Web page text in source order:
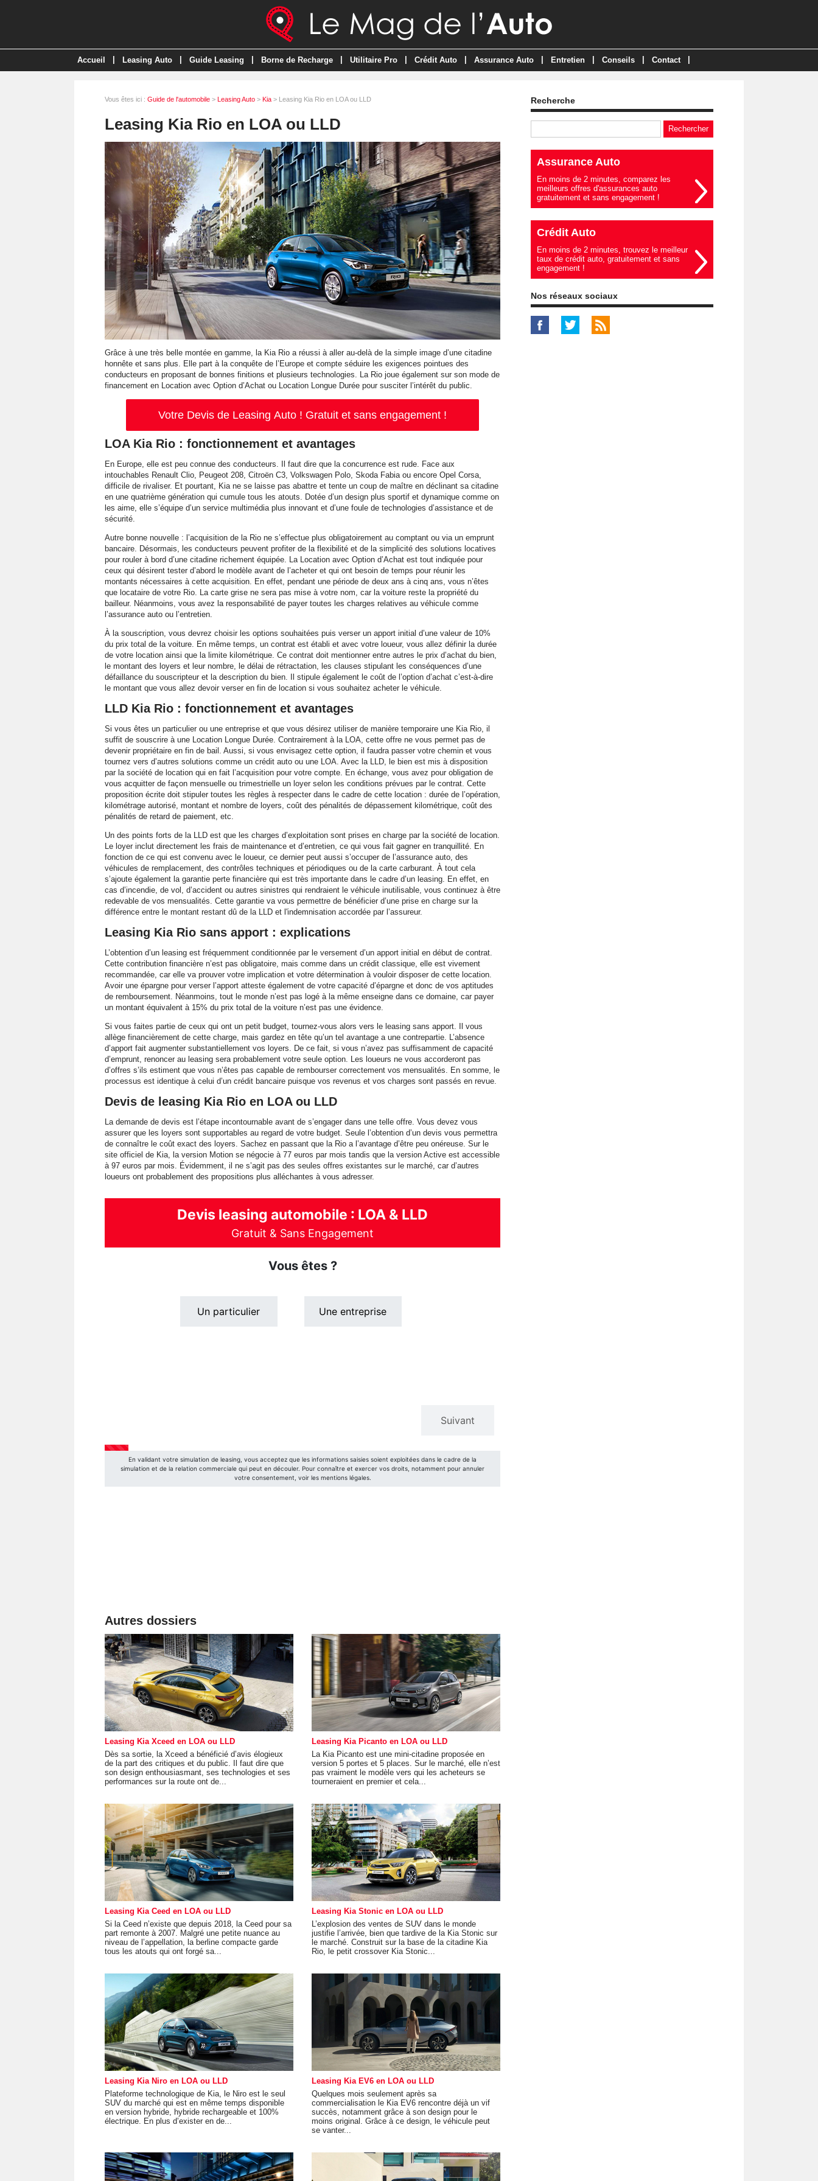
Accueil Leasing Auto Guide Leasing Borne de Recharge Utilitaire Pro Crédit Auto Assurance Auto Entretien Conseils Contact
Vous êtes ici : Guide de l'automobile > Leasing Auto > Kia > Leasing Kia Rio en LOA ou LLD
Leasing Kia Rio en LOA ou LLD
Grâce à une très belle montée en gamme, la Kia Rio a réussi à aller au-delà de la simple image d’une citadine
honnête et sans plus. Elle part à la conquête de l’Europe et compte séduire les exigences pointues des
conducteurs en proposant de bonnes finitions et plusieurs technologies. La Rio joue également sur son mode de
financement en Location avec Option d’Achat ou Location Longue Durée pour susciter l’intérêt du public.
Votre Devis de Leasing Auto ! Gratuit et sans engagement !
LOA Kia Rio : fonctionnement et avantages
En Europe, elle est peu connue des conducteurs. Il faut dire que la concurrence est rude. Face aux
intouchables Renault Clio, Peugeot 208, Citroën C3, Volkswagen Polo, Skoda Fabia ou encore Opel Corsa,
difficile de rivaliser. Et pourtant, Kia ne se laisse pas abattre et tente un coup de maître en déclinant sa citadine
en une quatrième génération qui cumule tous les atouts. Dotée d’un design plus sportif et dynamique comme on
les aime, elle s’équipe d’un service multimédia plus innovant et d’une foule de technologies d’assistance et de
sécurité.
Autre bonne nouvelle : l’acquisition de la Rio ne s’effectue plus obligatoirement au comptant ou via un emprunt
bancaire. Désormais, les conducteurs peuvent profiter de la flexibilité et de la simplicité des solutions locatives
pour rouler à bord d’une citadine richement équipée. La Location avec Option d’Achat est tout indiquée pour
ceux qui désirent tester d’abord le modèle avant de l’acheter et qui ont besoin de temps pour réunir les
montants nécessaires à cette acquisition. En effet, pendant une période de deux ans à cinq ans, vous n’êtes
que locataire de votre Rio. La carte grise ne sera pas mise à votre nom, car la voiture reste la propriété du
bailleur. Néanmoins, vous avez la responsabilité de payer toutes les charges relatives au véhicule comme
l’assurance auto ou l’entretien.
À la souscription, vous devrez choisir les options souhaitées puis verser un apport initial d’une valeur de 10%
du prix total de la voiture. En même temps, un contrat est établi et avec votre loueur, vous allez définir la durée
de votre location ainsi que la limite kilométrique. Ce contrat doit mentionner entre autres le prix d’achat du bien,
le montant des loyers et leur nombre, le délai de rétractation, les clauses stipulant les conséquences d’une
défaillance du souscripteur et la description du bien. Il stipule également le coût de l’option d’achat c’est-à-dire
le montant que vous allez devoir verser en fin de location si vous souhaitez acheter le véhicule.
LLD Kia Rio : fonctionnement et avantages
Si vous êtes un particulier ou une entreprise et que vous désirez utiliser de manière temporaire une Kia Rio, il
suffit de souscrire à une Location Longue Durée. Contrairement à la LOA, cette offre ne vous permet pas de
devenir propriétaire en fin de bail. Aussi, si vous envisagez cette option, il faudra passer votre chemin et vous
tournez vers d’autres solutions comme un crédit auto ou une LOA. Avec la LLD, le bien est mis à disposition
par la société de location qui en fait l’acquisition pour votre compte. En échange, vous avez pour obligation de
vous acquitter de façon mensuelle ou trimestrielle un loyer selon les conditions prévues par le contrat. Cette
proposition écrite doit stipuler toutes les règles à respecter dans le cadre de cette location : durée de l’opération,
kilométrage autorisé, montant et nombre de loyers, coût des pénalités de dépassement kilométrique, coût des
pénalités de retard de paiement, etc.
Un des points forts de la LLD est que les charges d’exploitation sont prises en charge par la société de location.
Le loyer inclut directement les frais de maintenance et d’entretien, ce qui vous fait gagner en tranquillité. En
fonction de ce qui est convenu avec le loueur, ce dernier peut aussi s’occuper de l’assurance auto, des
véhicules de remplacement, des contrôles techniques et périodiques ou de la carte carburant. À tout cela
s’ajoute également la garantie perte financière qui est très importante dans le cadre d’un leasing. En effet, en
cas d’incendie, de vol, d’accident ou autres sinistres qui rendraient le véhicule inutilisable, vous continuez à être
redevable de vos mensualités. Cette garantie va vous permettre de bénéficier d’une prise en charge sur la
différence entre le montant restant dû de la LLD et l'indemnisation accordée par l’assureur.
Leasing Kia Rio sans apport : explications
L’obtention d’un leasing est fréquemment conditionnée par le versement d’un apport initial en début de contrat.
Cette contribution financière n’est pas obligatoire, mais comme dans un crédit classique, elle est vivement
recommandée, car elle va prouver votre implication et votre détermination à vouloir disposer de cette location.
Avoir une épargne pour verser l’apport atteste également de votre capacité d’épargne et donc de vos aptitudes
de remboursement. Néanmoins, tout le monde n’est pas logé à la même enseigne dans ce domaine, car payer
un montant équivalent à 15% du prix total de la voiture n’est pas une évidence.
Si vous faites partie de ceux qui ont un petit budget, tournez-vous alors vers le leasing sans apport. Il vous
allège financièrement de cette charge, mais gardez en tête qu’un tel avantage a une contrepartie. L’absence
d’apport fait augmenter substantiellement vos loyers. De ce fait, si vous n’avez pas suffisamment de capacité
d’emprunt, renoncer au leasing sera probablement votre seule option. Les loueurs ne vous accorderont pas
d’offres s’ils estiment que vous n’êtes pas capable de rembourser correctement vos mensualités. En somme, le
processus est identique à celui d’un crédit bancaire puisque vos revenus et vos charges sont passés en revue.
Devis de leasing Kia Rio en LOA ou LLD
La demande de devis est l’étape incontournable avant de s’engager dans une telle offre. Vous devez vous
assurer que les loyers sont supportables au regard de votre budget. Seule l’obtention d’un devis vous permettra
de connaître le coût exact des loyers. Sachez en passant que la Rio a l’avantage d’être peu onéreuse. Sur le
site officiel de Kia, la version Motion se négocie à 77 euros par mois tandis que la version Active est accessible
à 97 euros par mois. Évidemment, il ne s’agit pas des seules offres existantes sur le marché, car d’autres
loueurs ont probablement des propositions plus alléchantes à vous adresser.
Autres dossiers
Leasing Kia Xceed en LOA ou LLD
Dès sa sortie, la Xceed a bénéficié d’avis élogieux
de la part des critiques et du public. Il faut dire que
son design enthousiasmant, ses technologies et ses
performances sur la route ont de...
Leasing Kia Picanto en LOA ou LLD
La Kia Picanto est une mini-citadine proposée en
version 5 portes et 5 places. Sur le marché, elle n’est
pas vraiment le modèle vers qui les acheteurs se
tourneraient en premier et cela...
Leasing Kia Ceed en LOA ou LLD
Si la Ceed n’existe que depuis 2018, la Ceed pour sa
part remonte à 2007. Malgré une petite nuance au
niveau de l’appellation, la berline compacte garde
tous les atouts qui ont forgé sa...
Leasing Kia Stonic en LOA ou LLD
L’explosion des ventes de SUV dans le monde
justifie l’arrivée, bien que tardive de la Kia Stonic sur
le marché. Construit sur la base de la citadine Kia
Rio, le petit crossover Kia Stonic...
Leasing Kia Niro en LOA ou LLD
Plateforme technologique de Kia, le Niro est le seul
SUV du marché qui est en même temps disponible
en version hybride, hybride rechargeable et 100%
électrique. En plus d’exister en de...
Leasing Kia EV6 en LOA ou LLD
Quelques mois seulement après sa
commercialisation le Kia EV6 rencontre déjà un vif
succès, notamment grâce à son design pour le
moins original. Grâce à ce design, le véhicule peut
se vanter...
Recherche
Assurance Auto
En moins de 2 minutes, comparez les
meilleurs offres d'assurances auto
gratuitement et sans engagement !
Crédit Auto
En moins de 2 minutes, trouvez le meilleur
taux de crédit auto, gratuitement et sans
engagement !
Nos réseaux sociaux